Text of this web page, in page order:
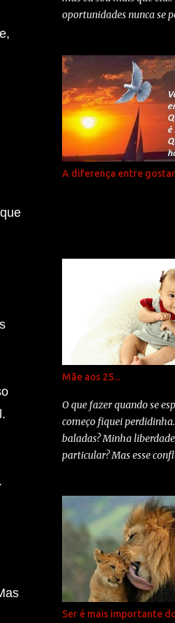
personalidade que nem
esperança? O que eu
sabedoria! E que todos
transformar tudo em uma
oportunidades nunca se
amarguras a felicidade
Aprendi que... devemos
boas... porque amanhã
temos que ouvir. Aprendi
uma maneira econômica
aspecto. Aprendi que...
como me sinto... mas
alguma coisa. Aprendi
está durante a subida.
que aproveitar da viagem
pensar na chegada.
dar conselhos só em
quando são pedid...
A diferença entre gostar
Mãe aos 25...
O que fazer quando se
começo fiquei
baladas? Minha
particular? Mas esse
descobri mais uma,
revolucionaria meu ser:
hora da notícia meu
em momento nenhum
Insegurança sim,
fácil. Mas quem disse que
Uma boa hora? Uma
Ser é mais importante